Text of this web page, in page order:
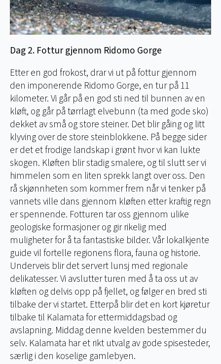
Dag 2. Fottur gjennom Ridomo Gorge
Etter en god frokost, drar vi ut på fottur gjennom
den imponerende Ridomo Gorge, en tur på 11
kilometer. Vi går på en god sti ned til bunnen av en
kløft, og går på tørrlagt elvebunn (ta med gode sko)
dekket av små og store steiner. Det blir gåing og litt
klyving over de store steinblokkene. På begge sider
er det et frodige landskap i grønt hvor vi kan lukte
skogen. Kløften blir stadig smalere, og til slutt ser vi
himmelen som en liten sprekk langt over oss. Den
rå skjønnheten som kommer frem når vi tenker på
vannets ville dans gjennom kløften etter kraftig regn
er spennende. Fotturen tar oss gjennom ulike
geologiske formasjoner og gir rikelig med
muligheter for å ta fantastiske bilder. Vår lokalkjente
guide vil fortelle regionens flora, fauna og historie.
Underveis blir det servert lunsj med regionale
delikatesser. Vi avslutter turen med å ta oss ut av
kløften og delvis opp på fjellet, og følger en bred sti
tilbake der vi startet. Etterpå blir det en kort kjøretur
tilbake til Kalamata for ettermiddagsbad og
avslapning. Middag denne kvelden bestemmer du
selv. Kalamata har et rikt utvalg av gode spisesteder,
særlig i den koselige gamlebyen.